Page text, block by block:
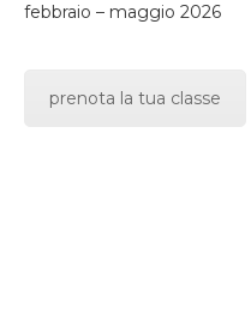
febbraio – maggio 2026
prenota la tua classe